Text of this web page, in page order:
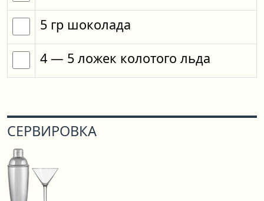
5 гр шоколада
4 — 5 ложек колотого льда
СЕРВИРОВКА